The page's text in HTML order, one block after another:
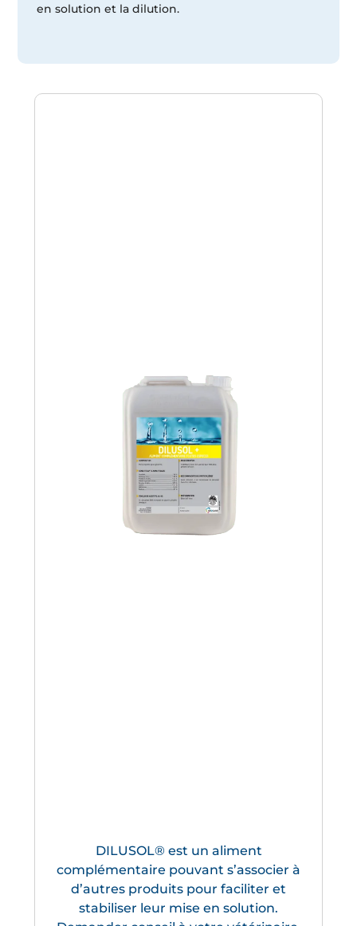
en solution et la dilution.
DILUSOL® est un aliment
complémentaire pouvant s’associer à
d’autres produits pour faciliter et
stabiliser leur mise en solution.